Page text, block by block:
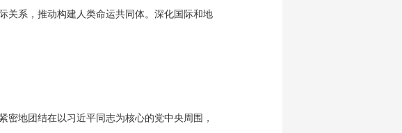
关系，推动构建人类命运共同体。深化国际和地
地团结在以习近平同志为核心的党中央周围，